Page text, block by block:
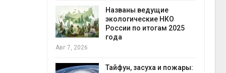
без
почти
вес
Названы ведущие
экологические НКО
России по итогам 2025
года
Авг 7, 2026
Тайфун, засуха и пожары: